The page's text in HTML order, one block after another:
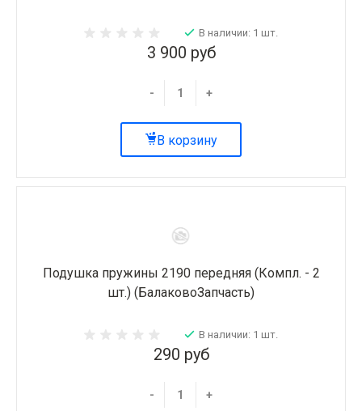
В наличии: 1 шт.
3 900 руб
- +
В корзину
Подушка пружины 2190 передняя (Компл. - 2
шт.) (БалаковоЗапчасть)
В наличии: 1 шт.
290 руб
- +